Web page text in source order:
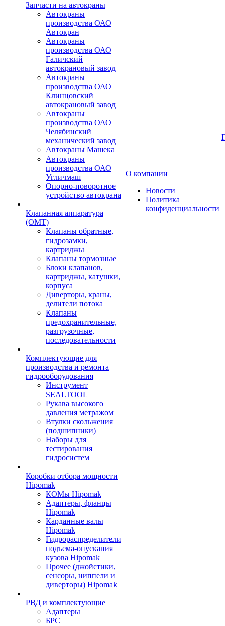
Запчасти на автокраны
Автокраны
производства ОАО
Автокран
Автокраны
производства ОАО
Галичский
автокрановый завод
Автокраны
производства ОАО
Клинцовский
автокрановый завод
Автокраны
производства ОАО
Челябинский
механический завод
Автокраны Машека
Автокраны
производства ОАО
Угличмаш
Опорно-поворотное
устройство автокрана
Клапанная аппаратура
(OMT)
Клапаны обратные,
гидрозамки,
картриджы
Клапаны тормозные
Блоки клапанов,
картриджы, катушки,
корпуса
Диверторы, краны,
делители потока
Клапаны
предохранительные,
разгрузочные,
последовательности
Комплектующие для
производства и ремонта
гидрооборудования
Инструмент
SEALTOOL
Рукава высокого
давления метражом
Втулки скольжения
(подшипники)
Наборы для
тестирования
гидросистем
Коробки отбора мощности
Hipomak
КОМы Hipomak
Адаптеры, фланцы
Hipomak
Карданные валы
Hipomak
Гидрораспределители
подъема-опускания
кузова Hipomak
Прочее (джойстики,
сенсоры, ниппели и
диверторы) Hipomak
РВД и комплектующие
Адаптеры
БРС
О компании
Новости
Политика
конфиденциальности